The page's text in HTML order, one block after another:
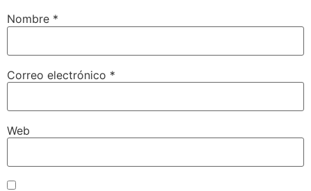
Nombre *
Correo electrónico *
Web